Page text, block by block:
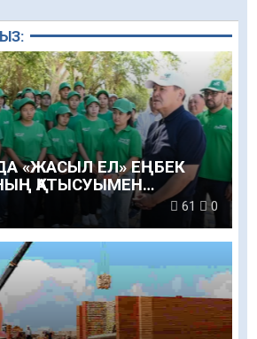
«ЖАСЫЛ ЕЛ» ЕҢБЕК
ҚАТЫСУЫМЕН
СЕНБІЛІК ӨТТІ
61 0